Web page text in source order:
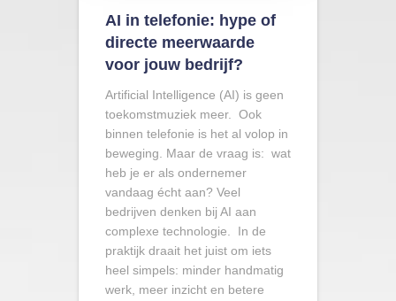
AI in telefonie: hype of
directe meerwaarde
voor jouw bedrijf?
Artificial Intelligence (AI) is geen
toekomstmuziek meer. Ook
binnen telefonie is het al volop in
beweging. Maar de vraag is: wat
heb je er als ondernemer
vandaag écht aan? Veel
bedrijven denken bij AI aan
complexe technologie. In de
praktijk draait het juist om iets
heel simpels: minder handmatig
werk, meer inzicht en betere